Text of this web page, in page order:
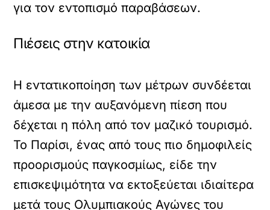
για τον εντοπισμό παραβάσεων.
Πιέσεις στην κατοικία
Η εντατικοποίηση των μέτρων συνδέεται
άμεσα με την αυξανόμενη πίεση που
δέχεται η πόλη από τον μαζικό τουρισμό.
Το Παρίσι, ένας από τους πιο δημοφιλείς
προορισμούς παγκοσμίως, είδε την
επισκεψιμότητα να εκτοξεύεται ιδιαίτερα
μετά τους Ολυμπιακούς Αγώνες του